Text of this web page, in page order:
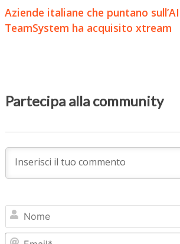
Aziende italiane che puntano
TeamSystem ha acquisito xtream
Partecipa alla community